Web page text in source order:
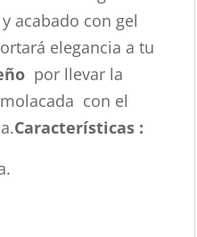
acabado con gel
elegancia a tu
por llevar la
con el
Características :